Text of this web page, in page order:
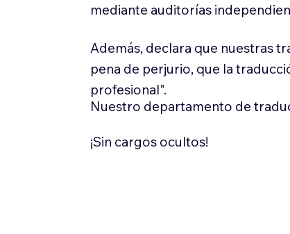
mediante auditorías
Además, declara que nuestras
pena de perjurio, que la
profesional".
Nuestro departamento de
¡Sin cargos ocultos!